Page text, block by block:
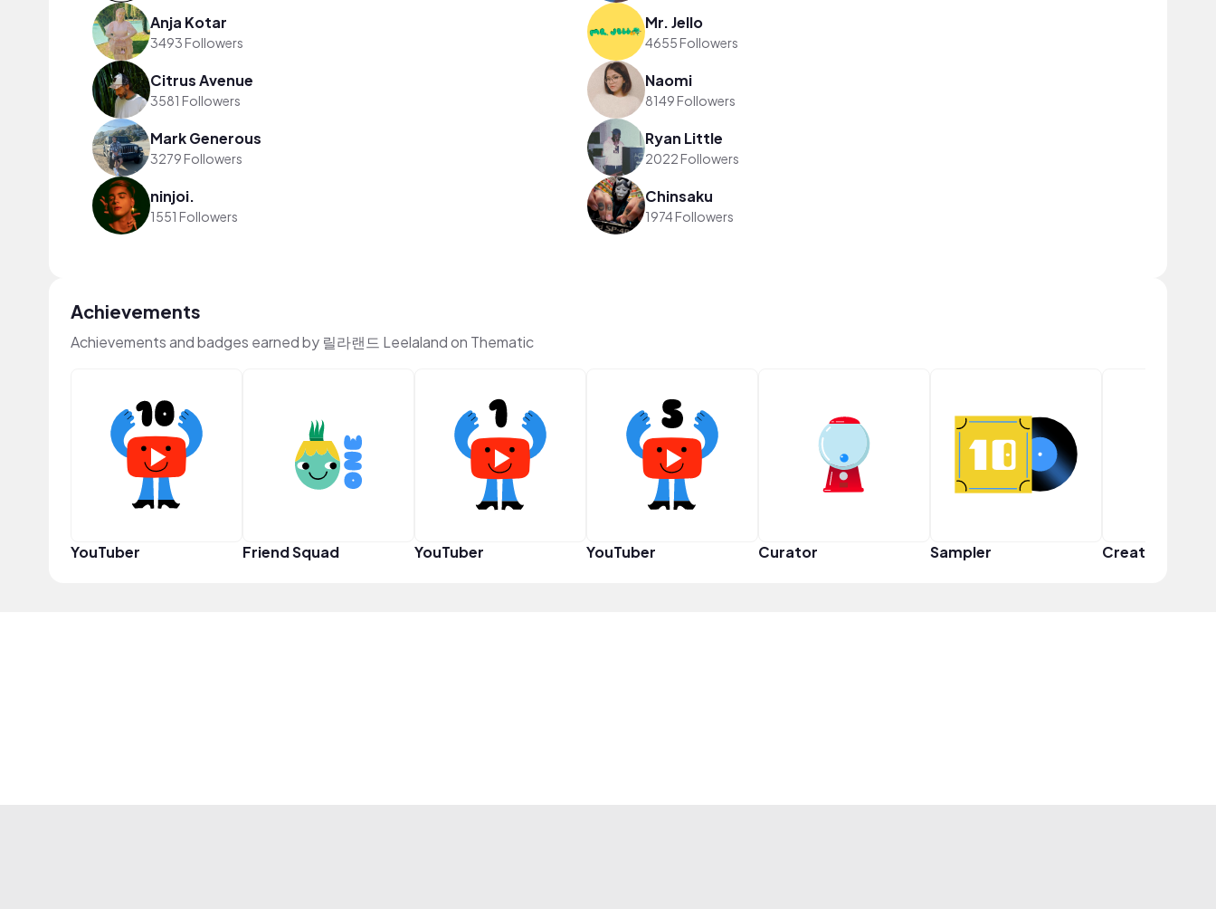
Anja Kotar
3493 Followers
Mr. Jello
4655 Followers
Citrus Avenue
3581 Followers
Naomi
8149 Followers
Mark Generous
3279 Followers
Ryan Little
2022 Followers
ninjoi.
1551 Followers
Chinsaku
1974 Followers
Achievements
Achievements and badges earned by 릴라랜드 Leelaland on Thematic
YouTuber Friend Squad YouTuber YouTuber Curator Sampler Creator